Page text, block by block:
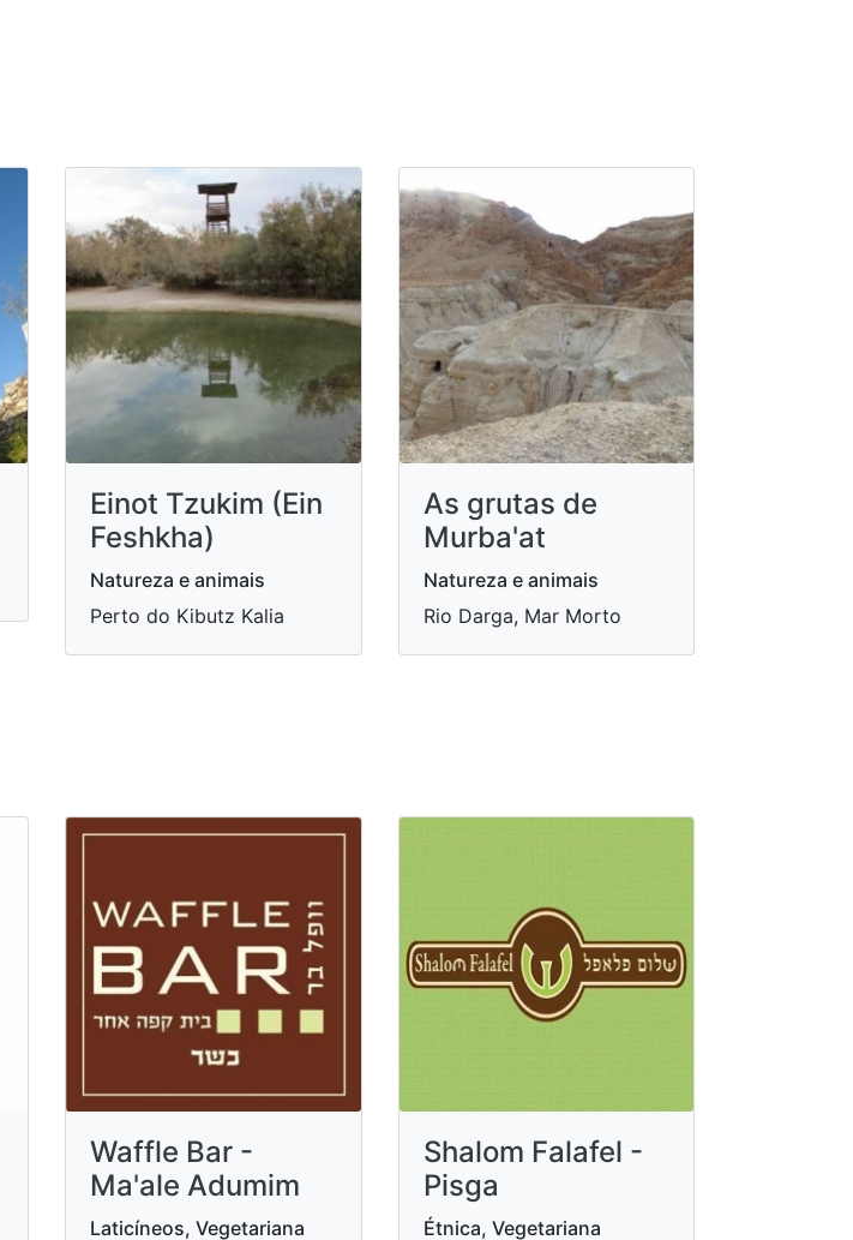
Einot Tzukim (Ein
Feshkha)
Natureza e animais
Perto do Kibutz Kalia
As grutas de
Murba'at
Natureza e animais
Rio Darga, Mar Morto
Waffle Bar -
Ma'ale Adumim
Laticíneos, Vegetariana
Shalom Falafel -
Pisga
Étnica, Vegetariana